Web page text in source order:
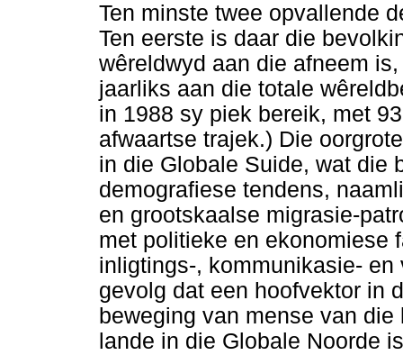
Ten minste twee opvallende
Ten eerste is daar die
wêreldwyd aan die afneem
jaarliks aan die totale
in 1988 sy piek bereik, met
afwaartse trajek.) Die
in die Globale Suide, wat die
demografiese tendens,
en grootskaalse migrasie-
met politieke en ekonomiese
inligtings-, kommunikasie-
gevolg dat een hoofvektor in
beweging van mense van
lande in die Globale Noorde